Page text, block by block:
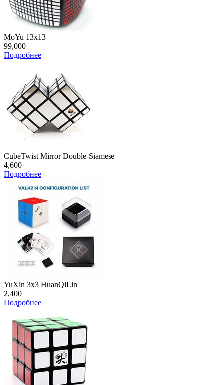
MoYu 13x13
99,000
Подробнее
CubeTwist Mirror Double-Siamese
4,600
Подробнее
YuXin 3x3 HuanQiLin
2,400
Подробнее